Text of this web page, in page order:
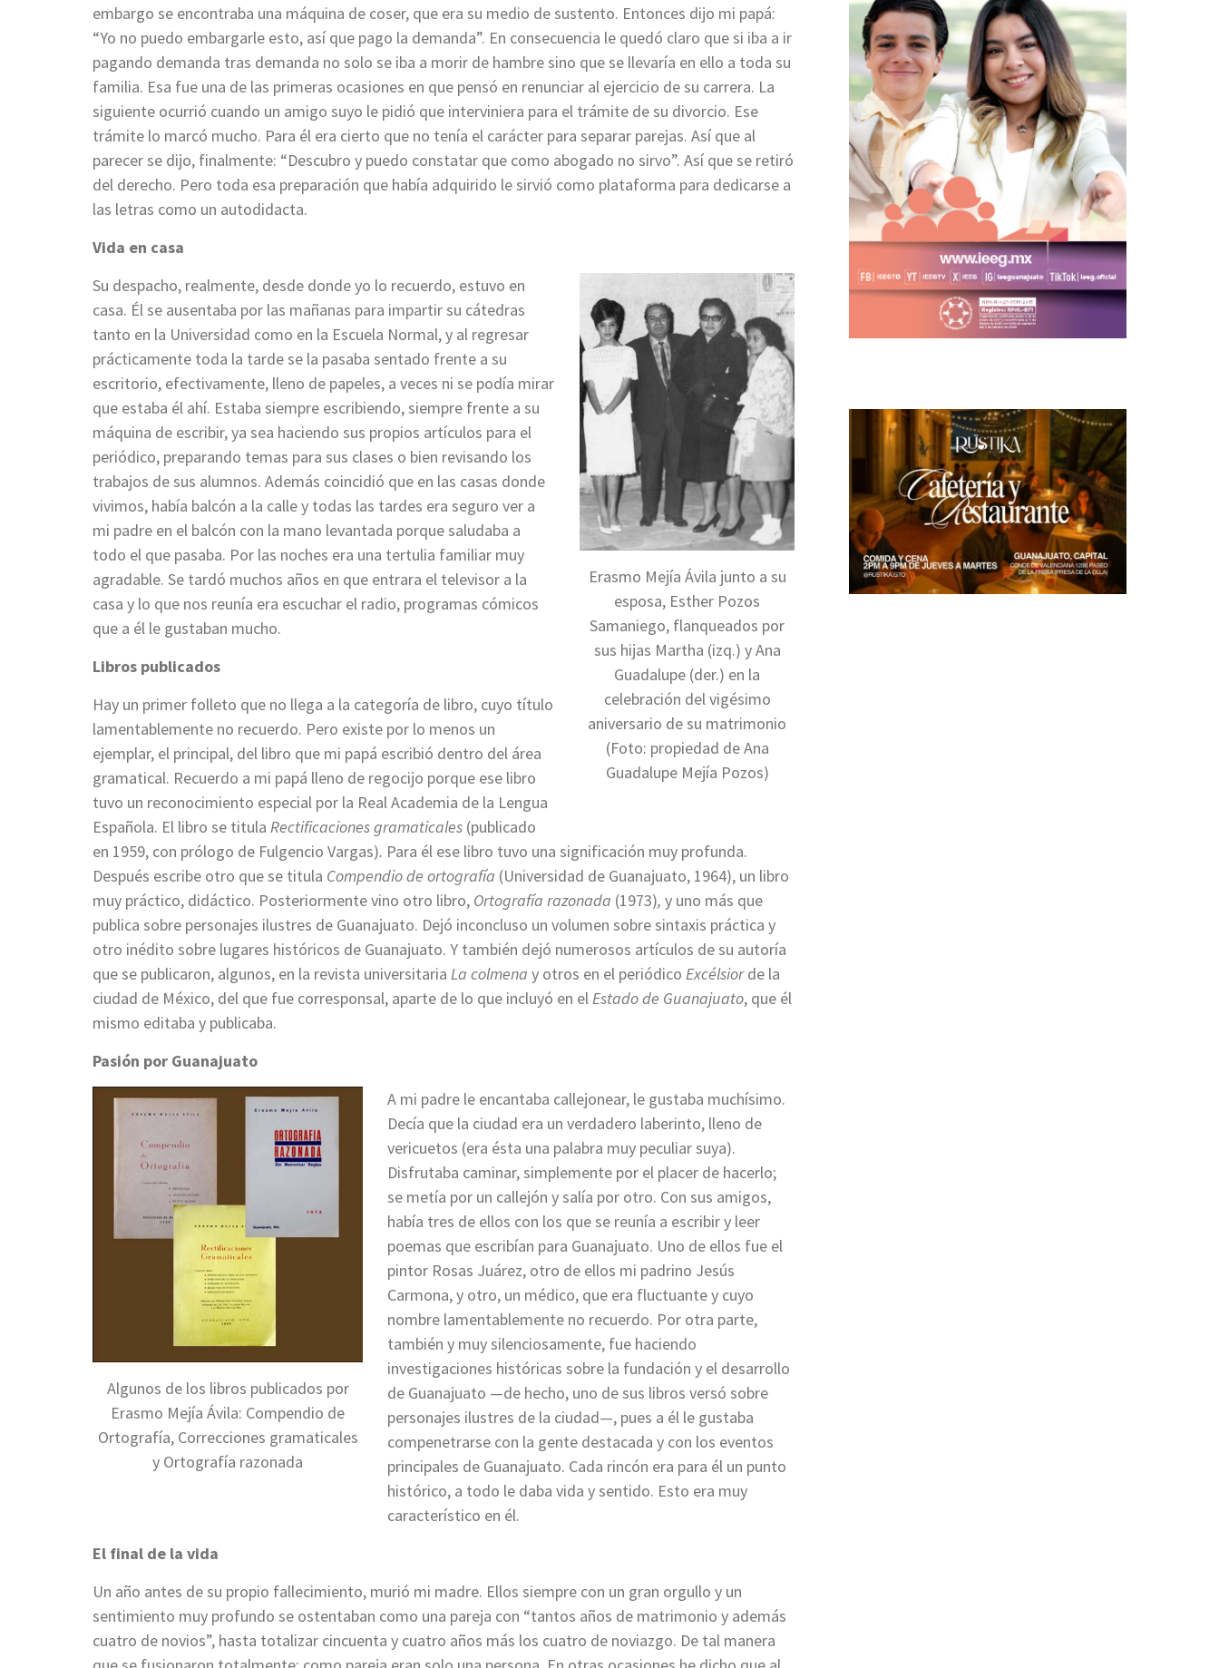
embargo se encontraba una máquina de coser, que era su medio de sustento. Entonces dijo mi papá:
“Yo no puedo embargarle esto, así que pago la demanda”. En consecuencia le quedó claro que si iba a ir
pagando demanda tras demanda no solo se iba a morir de hambre sino que se llevaría en ello a toda su
familia. Esa fue una de las primeras ocasiones en que pensó en renunciar al ejercicio de su carrera. La
siguiente ocurrió cuando un amigo suyo le pidió que interviniera para el trámite de su divorcio. Ese
trámite lo marcó mucho. Para él era cierto que no tenía el carácter para separar parejas. Así que al
parecer se dijo, finalmente: “Descubro y puedo constatar que como abogado no sirvo”. Así que se retiró
del derecho. Pero toda esa preparación que había adquirido le sirvió como plataforma para dedicarse a
las letras como un autodidacta.
Vida en casa
Erasmo Mejía Ávila junto a su
esposa, Esther Pozos
Samaniego, flanqueados por
sus hijas Martha (izq.) y Ana
Guadalupe (der.) en la
celebración del vigésimo
aniversario de su matrimonio
(Foto: propiedad de Ana
Guadalupe Mejía Pozos)
Su despacho, realmente, desde donde yo lo recuerdo, estuvo en
casa. Él se ausentaba por las mañanas para impartir su cátedras
tanto en la Universidad como en la Escuela Normal, y al regresar
prácticamente toda la tarde se la pasaba sentado frente a su
escritorio, efectivamente, lleno de papeles, a veces ni se podía mirar
que estaba él ahí. Estaba siempre escribiendo, siempre frente a su
máquina de escribir, ya sea haciendo sus propios artículos para el
periódico, preparando temas para sus clases o bien revisando los
trabajos de sus alumnos. Además coincidió que en las casas donde
vivimos, había balcón a la calle y todas las tardes era seguro ver a
mi padre en el balcón con la mano levantada porque saludaba a
todo el que pasaba. Por las noches era una tertulia familiar muy
agradable. Se tardó muchos años en que entrara el televisor a la
casa y lo que nos reunía era escuchar el radio, programas cómicos
que a él le gustaban mucho.
Libros publicados
Hay un primer folleto que no llega a la categoría de libro, cuyo título
lamentablemente no recuerdo. Pero existe por lo menos un
ejemplar, el principal, del libro que mi papá escribió dentro del área
gramatical. Recuerdo a mi papá lleno de regocijo porque ese libro
tuvo un reconocimiento especial por la Real Academia de la Lengua
Española. El libro se titula Rectificaciones gramaticales (publicado
en 1959, con prólogo de Fulgencio Vargas). Para él ese libro tuvo una significación muy profunda.
Después escribe otro que se titula Compendio de ortografía (Universidad de Guanajuato, 1964), un libro
muy práctico, didáctico. Posteriormente vino otro libro, Ortografía razonada (1973), y uno más que
publica sobre personajes ilustres de Guanajuato. Dejó inconcluso un volumen sobre sintaxis práctica y
otro inédito sobre lugares históricos de Guanajuato. Y también dejó numerosos artículos de su autoría
que se publicaron, algunos, en la revista universitaria La colmena y otros en el periódico Excélsiorde la
ciudad de México, del que fue corresponsal, aparte de lo que incluyó en elEstado de Guanajuato, que él
mismo editaba y publicaba.
Pasión por Guanajuato
Algunos de los libros publicados por
Erasmo Mejía Ávila: Compendio de
Ortografía, Correcciones gramaticales
y Ortografía razonada
A mi padre le encantaba callejonear, le gustaba muchísimo.
Decía que la ciudad era un verdadero laberinto, lleno de
vericuetos (era ésta una palabra muy peculiar suya).
Disfrutaba caminar, simplemente por el placer de hacerlo;
se metía por un callejón y salía por otro. Con sus amigos,
había tres de ellos con los que se reunía a escribir y leer
poemas que escribían para Guanajuato. Uno de ellos fue el
pintor Rosas Juárez, otro de ellos mi padrino Jesús
Carmona, y otro, un médico, que era fluctuante y cuyo
nombre lamentablemente no recuerdo. Por otra parte,
también y muy silenciosamente, fue haciendo
investigaciones históricas sobre la fundación y el desarrollo
de Guanajuato —de hecho, uno de sus libros versó sobre
personajes ilustres de la ciudad—, pues a él le gustaba
compenetrarse con la gente destacada y con los eventos
principales de Guanajuato. Cada rincón era para él un punto
histórico, a todo le daba vida y sentido. Esto era muy
característico en él.
El final de la vida
Un año antes de su propio fallecimiento, murió mi madre. Ellos siempre con un gran orgullo y un
sentimiento muy profundo se ostentaban como una pareja con “tantos años de matrimonio y además
cuatro de novios”, hasta totalizar cincuenta y cuatro años más los cuatro de noviazgo. De tal manera